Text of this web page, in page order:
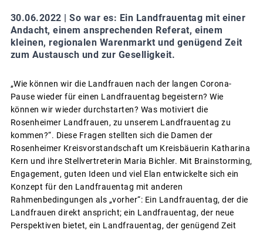
30.06.2022 | So war es: Ein Landfrauentag mit einer
Andacht, einem ansprechenden Referat, einem
kleinen, regionalen Warenmarkt und genügend Zeit
zum Austausch und zur Geselligkeit.
„Wie können wir die Landfrauen nach der langen Corona-
Pause wieder für einen Landfrauentag begeistern? Wie
können wir wieder durchstarten? Was motiviert die
Rosenheimer Landfrauen, zu unserem Landfrauentag zu
kommen?“. Diese Fragen stellten sich die Damen der
Rosenheimer Kreisvorstandschaft um Kreisbäuerin Katharina
Kern und ihre Stellvertreterin Maria Bichler. Mit Brainstorming,
Engagement, guten Ideen und viel Elan entwickelte sich ein
Konzept für den Landfrauentag mit anderen
Rahmenbedingungen als „vorher“: Ein Landfrauentag, der die
Landfrauen direkt anspricht; ein Landfrauentag, der neue
Perspektiven bietet, ein Landfrauentag, der genügend Zeit